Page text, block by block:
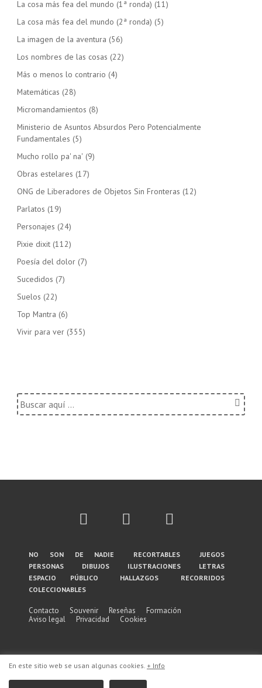
La cosa más fea del mundo (1ª ronda) (11)
La cosa más fea del mundo (2ª ronda) (5)
La imagen de la aventura (56)
Los nombres de las cosas (22)
Más o menos lo contrario (4)
Matemáticas (28)
Micromandamientos (8)
Ministerio de Asuntos Absurdos Pero Potencialmente
Fundamentales (5)
Mucho rollo pa' na' (9)
Obras estelares (17)
ONG de Liberadores de Objetos Sin Fronteras (12)
Parlatos (19)
Personajes (24)
Pixie dixit (112)
Poesía del dolor (7)
Sucedidos (7)
Suelos (22)
Top Mantra (6)
Vivir para ver (355)
Buscar
por:
Menú
del
pie
de
no son de nadie recortables
juegos
personas
dibujos ilustraciones
letras
espacio público
hallazgos
recorridos
coleccionables
Contacto Souvenir Reseñas
Formación
Aviso legal
Privacidad Cookies
En este sitio web se usan algunas cookies. + Info